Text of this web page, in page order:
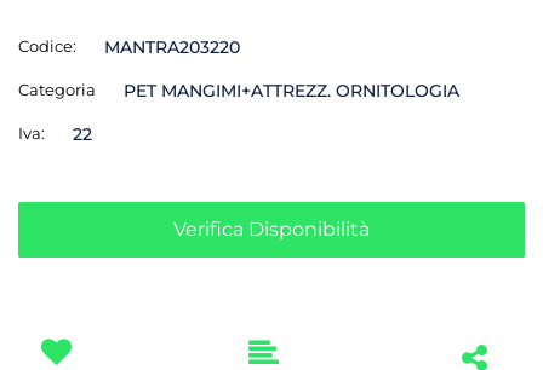
Codice: MANTRA203220
Categoria PET MANGIMI+ATTREZZ. ORNITOLOGIA
Iva: 22
Verifica Disponibilità